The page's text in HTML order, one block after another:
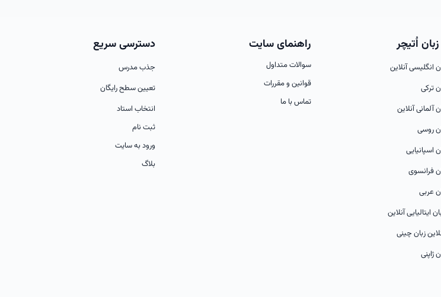
اُتیچر
انگلیسی آنلاین
ترکی
آلمانی آنلاین
روسی
اسپانیایی
فرانسوی
عربی
ایتالیایی آنلاین
زبان چینی
ژاپنی
راهنمای سایت
سوالات متداول
قوانین و مقررات
تماس با ما
دسترسی سریع
جذب مدرس
تعیین سطح رایگان
انتخاب استاد
ثبت نام
ورود به سایت
بلاگ